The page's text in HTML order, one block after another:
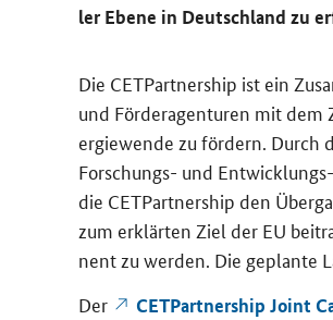
ler Ebene in Deutsch­land zu
Die CETPartnership ist ein
und För­der­agen­tu­ren mit
er­gie­wen­de zu för­dern. Durch
Forschungs-​ und
die CETPartnership den
zum er­klär­ten Ziel der EU
nent zu wer­den. Die ge­plan­te
Der
CET­Part­ner­ship Joint